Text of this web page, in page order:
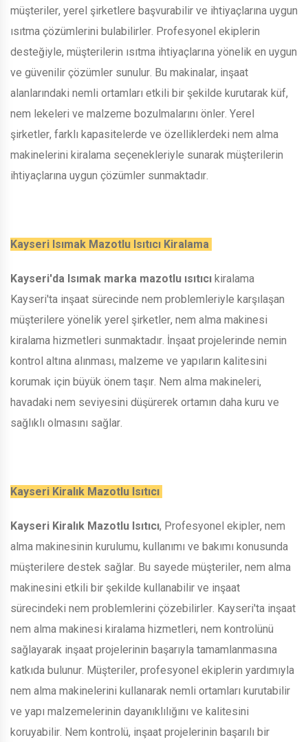
müşteriler, yerel şirketlere başvurabilir ve ihtiyaçlarına uygun
ısıtma çözümlerini bulabilirler. Profesyonel ekiplerin
desteğiyle, müşterilerin ısıtma ihtiyaçlarına yönelik en uygun
ve güvenilir çözümler sunulur. Bu makinalar, inşaat
alanlarındaki nemli ortamları etkili bir şekilde kurutarak küf,
nem lekeleri ve malzeme bozulmalarını önler. Yerel
şirketler, farklı kapasitelerde ve özelliklerdeki nem alma
makinelerini kiralama seçenekleriyle sunarak müşterilerin
ihtiyaçlarına uygun çözümler sunmaktadır.
Kayseri Isımak Mazotlu Isıtıcı Kiralama
Kayseri'da Isımak marka mazotlu ısıtıcı kiralama
Kayseri'ta inşaat sürecinde nem problemleriyle karşılaşan
müşterilere yönelik yerel şirketler, nem alma makinesi
kiralama hizmetleri sunmaktadır. İnşaat projelerinde nemin
kontrol altına alınması, malzeme ve yapıların kalitesini
korumak için büyük önem taşır. Nem alma makineleri,
havadaki nem seviyesini düşürerek ortamın daha kuru ve
sağlıklı olmasını sağlar.
Kayseri Kiralık Mazotlu Isıtıcı
Kayseri Kiralık Mazotlu Isıtıcı, Profesyonel ekipler, nem
alma makinesinin kurulumu, kullanımı ve bakımı konusunda
müşterilere destek sağlar. Bu sayede müşteriler, nem alma
makinesini etkili bir şekilde kullanabilir ve inşaat
sürecindeki nem problemlerini çözebilirler. Kayseri'ta inşaat
nem alma makinesi kiralama hizmetleri, nem kontrolünü
sağlayarak inşaat projelerinin başarıyla tamamlanmasına
katkıda bulunur. Müşteriler, profesyonel ekiplerin yardımıyla
nem alma makinelerini kullanarak nemli ortamları kurutabilir
ve yapı malzemelerinin dayanıklılığını ve kalitesini
koruyabilir. Nem kontrolü, inşaat projelerinin başarılı bir